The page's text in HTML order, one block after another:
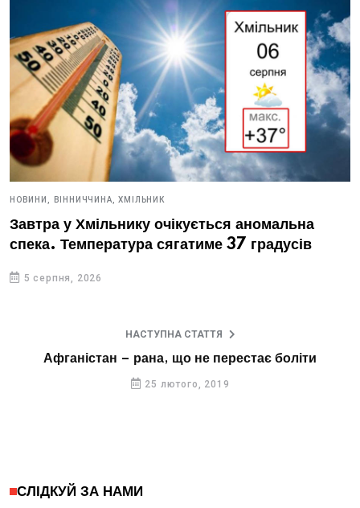
НОВИНИ, ВІННИЧЧИНА, ХМІЛЬНИК
Завтра у Хмільнику очікується аномальна
спека. Температура сягатиме 37 градусів
5 серпня, 2026
НАСТУПНА СТАТТЯ
Афганістан – рана, що не перестає боліти
25 лютого, 2019
СЛІДКУЙ ЗА НАМИ